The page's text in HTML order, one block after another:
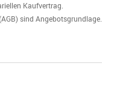
Kaufvertrag.
sind Angebotsgrundlage.